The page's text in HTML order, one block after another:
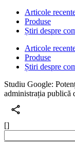
Articole
Produse
Știri despre
Articole
Produse
Știri despre
Studiu Google:
administrația publică
[]